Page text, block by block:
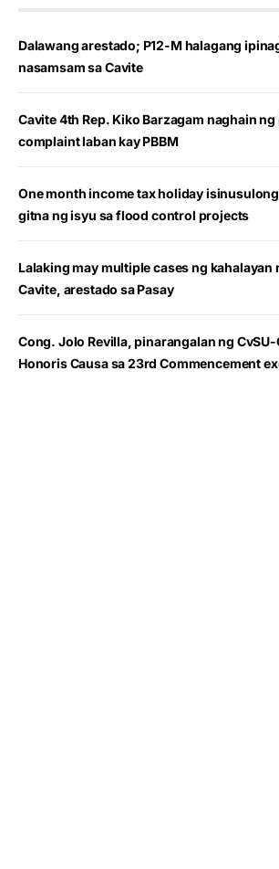
Dalawang arestado; P12-M halagang
nasamsam sa Cavite
Cavite 4th Rep. Kiko Barzagam naghain
complaint laban kay PBBM
One month income tax holiday
gitna ng isyu sa flood control projects
Lalaking may multiple cases ng kahalayan
Cavite, arestado sa Pasay
Cong. Jolo Revilla, pinarangalan ng
Honoris Causa sa 23rd Commencement